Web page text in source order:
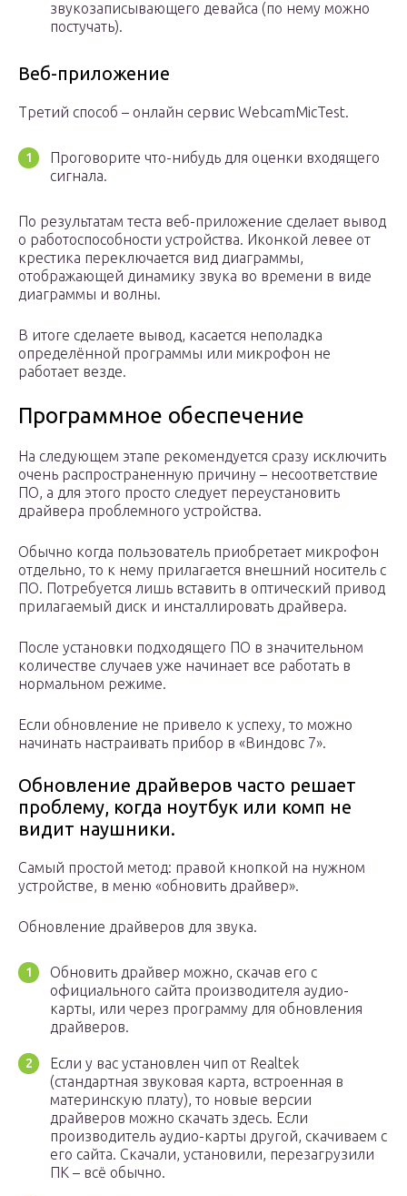
звукозаписывающего девайса (по нему можно
постучать).
Веб-приложение
Третий способ – онлайн сервис WebcamMicTest.
Проговорите что-нибудь для оценки входящего
сигнала.
По результатам теста веб-приложение сделает вывод
о работоспособности устройства. Иконкой левее от
крестика переключается вид диаграммы,
отображающей динамику звука во времени в виде
диаграммы и волны.
В итоге сделаете вывод, касается неполадка
определённой программы или микрофон не
работает везде.
Программное обеспечение
На следующем этапе рекомендуется сразу исключить
очень распространенную причину – несоответствие
ПО, а для этого просто следует переустановить
драйвера проблемного устройства.
Обычно когда пользователь приобретает микрофон
отдельно, то к нему прилагается внешний носитель с
ПО. Потребуется лишь вставить в оптический привод
прилагаемый диск и инсталлировать драйвера.
После установки подходящего ПО в значительном
количестве случаев уже начинает все работать в
нормальном режиме.
Если обновление не привело к успеху, то можно
начинать настраивать прибор в «Виндовс 7».
Обновление драйверов часто решает
проблему, когда ноутбук или комп не
видит наушники.
Самый простой метод: правой кнопкой на нужном
устройстве, в меню «обновить драйвер».
Обновление драйверов для звука.
Обновить драйвер можно, скачав его с
официального сайта производителя аудио-
карты, или через программу для обновления
драйверов.
Если у вас установлен чип от Realtek
(стандартная звуковая карта, встроенная в
материнскую плату), то новые версии
драйверов можно скачать здесь. Если
производитель аудио-карты другой, скачиваем с
его сайта. Скачали, установили, перезагрузили
ПК – всё обычно.